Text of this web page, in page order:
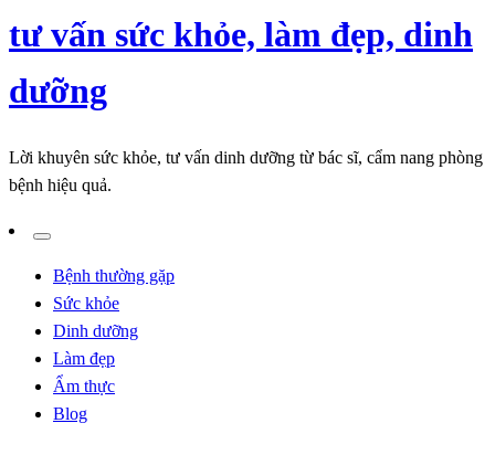
tư vấn sức khỏe, làm đẹp, dinh
dưỡng
Lời khuyên sức khỏe, tư vấn dinh dưỡng từ bác sĩ, cẩm nang phòng
bệnh hiệu quả.
Bệnh thường gặp
Sức khỏe
Dinh dưỡng
Làm đẹp
Ẩm thực
Blog